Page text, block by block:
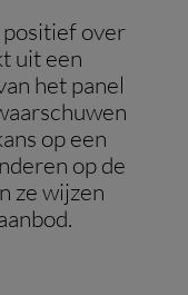
over
uit een
het panel
op een
op de
ze wijzen